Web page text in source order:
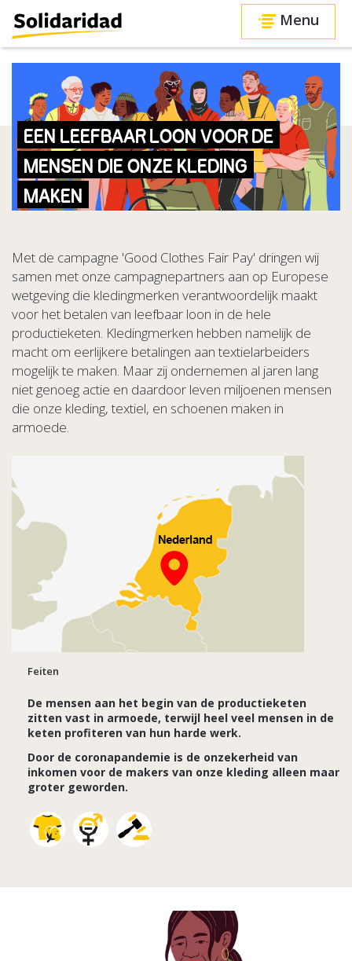
Menu
EEN LEEFBAAR LOON VOOR DE
MENSEN DIE ONZE KLEDING
MAKEN
Met de campagne 'Good Clothes Fair Pay' dringen wij
samen met onze campagnepartners aan op Europese
wetgeving die kledingmerken verantwoordelijk maakt
voor het betalen van leefbaar loon in de hele
productieketen. Kledingmerken hebben namelijk de
macht om eerlijkere betalingen aan textielarbeiders
mogelijk te maken. Maar zij ondernemen al jaren lang
niet genoeg actie en daardoor leven miljoenen mensen
die onze kleding, textiel, en schoenen maken in
armoede.
Feiten
De mensen aan het begin van de productieketen
zitten vast in armoede, terwijl heel veel mensen in de
keten profiteren van hun harde werk.
Door de coronapandemie is de onzekerheid van
inkomen voor de makers van onze kleding alleen maar
groter geworden.